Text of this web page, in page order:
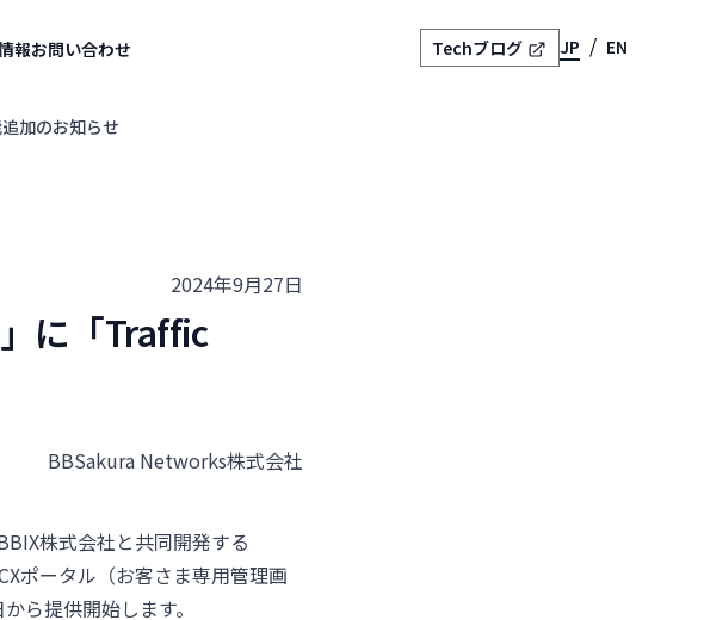
報お問い合わせ Techブログ JP EN
加のお知らせ
2024年9月27日
に「Traffic
BBSakura Networks株式会社
株式会社と共同開発する
ポータル（お客さま専用管理画
ら提供開始します。